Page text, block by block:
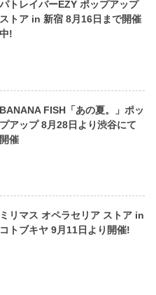
パトレイバーEZY ポップアップ
ストア in 新宿 8月16日まで開催
中!
BANANA FISH「あの夏。」ポッ
プアップ 8月28日より渋谷にて
開催
ミリマス オペラセリア ストア in
コトブキヤ 9月11日より開催!